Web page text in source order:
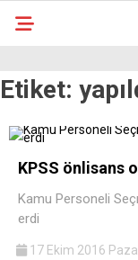
Etiket:
KPSS önlisans
Kamu Personeli
erdi
17 Ekim 2016